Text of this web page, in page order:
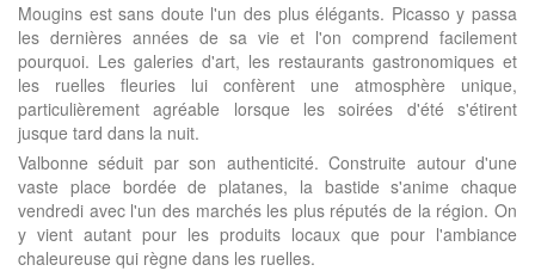
Mougins est sans doute l'un des plus élégants. Picasso y passa
les dernières années de sa vie et l'on comprend facilement
pourquoi. Les galeries d'art, les restaurants gastronomiques et
les ruelles fleuries lui confèrent une atmosphère unique,
particulièrement agréable lorsque les soirées d'été s'étirent
jusque tard dans la nuit.
Valbonne séduit par son authenticité. Construite autour d'une
vaste place bordée de platanes, la bastide s'anime chaque
vendredi avec l'un des marchés les plus réputés de la région. On
y vient autant pour les produits locaux que pour l'ambiance
chaleureuse qui règne dans les ruelles.